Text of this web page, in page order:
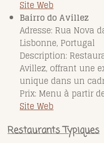
Site Web
Bairro do Avillez
Adresse: Rua Nova
Lisbonne, Portugal
Description:
Avillez, offrant une
unique dans un
Prix: Menu à partir
Site Web
Restaurants Typiques